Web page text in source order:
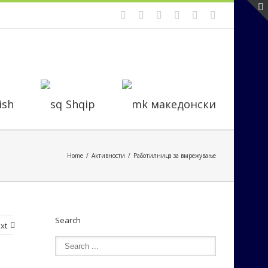
Shqip македонски
Home Активности Работилница за вмрежување
Search